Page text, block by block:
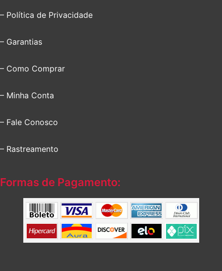
– Política de Privacidade
– Garantias
– Como Comprar
– Minha Conta
– Fale Conosco
– Rastreamento
Formas de Pagamento: